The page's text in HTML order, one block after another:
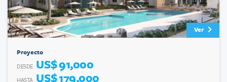
Ver
Proyecto
DESDE US$ 91,000
HASTA US$ 179,000